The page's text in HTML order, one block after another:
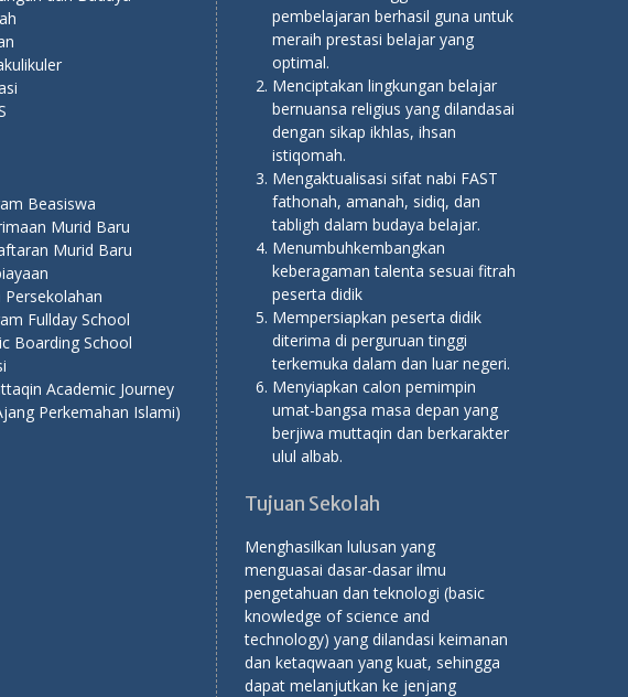
Beasiswa
Murid Baru
Murid Baru
Fullday School
Boarding School
Academic Journey
Perkemahan Islami)
pembelajaran berhasil guna untuk
meraih prestasi belajar yang
optimal.
Menciptakan lingkungan belajar
bernuansa religius yang dilandasai
dengan sikap ikhlas, ihsan
istiqomah.
Mengaktualisasi sifat nabi FAST
fathonah, amanah, sidiq, dan
tabligh dalam budaya belajar.
Menumbuhkembangkan
keberagaman talenta sesuai fitrah
peserta didik
Mempersiapkan peserta didik
diterima di perguruan tinggi
terkemuka dalam dan luar negeri.
Menyiapkan calon pemimpin
umat-bangsa masa depan yang
berjiwa muttaqin dan berkarakter
ulul albab.
Tujuan Sekolah
Menghasilkan lulusan yang
menguasai dasar-dasar ilmu
pengetahuan dan teknologi (basic
knowledge of science and
technology) yang dilandasi keimanan
dan ketaqwaan yang kuat, sehingga
dapat melanjutkan ke jenjang